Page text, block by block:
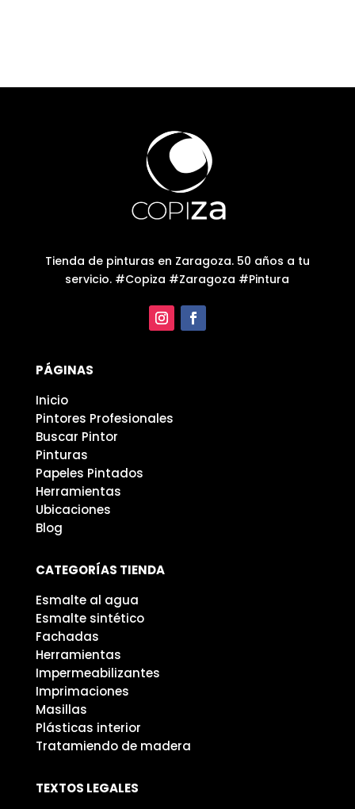
Tienda de pinturas en Zaragoza. 50 años a tu
servicio. #Copiza #Zaragoza #Pintura
PÁGINAS
Inicio
Pintores Profesionales
Buscar Pintor
Pinturas
Papeles Pintados
Herramientas
Ubicaciones
Blog
CATEGORÍAS TIENDA
Esmalte al agua
Esmalte sintético
Fachadas
Herramientas
Impermeabilizantes
Imprimaciones
Masillas
Plásticas interior
Tratamiendo de madera
TEXTOS LEGALES